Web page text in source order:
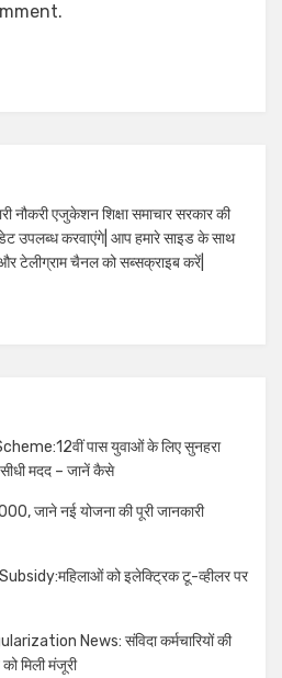
नौकरी एजुकेशन शिक्षा समाचार सरकार की
उपलब्ध करवाएंगे| आप हमारे साइड के साथ
टेलीग्राम चैनल को सब्सक्राइब करें|
पास युवाओं के लिए सुनहरा
मदद – जानें कैसे
जाने नई योजना की पूरी जानकारी
को इलेक्ट्रिक टू-व्हीलर पर
News: संविदा कर्मचारियों की
मिली मंजूरी